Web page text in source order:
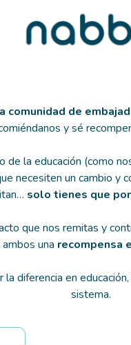
comunidad de
y sé
de la educación (como
necesiten un cambio y
solo tienes que
que nos remitas y
una recompensa
la diferencia en
sistema.